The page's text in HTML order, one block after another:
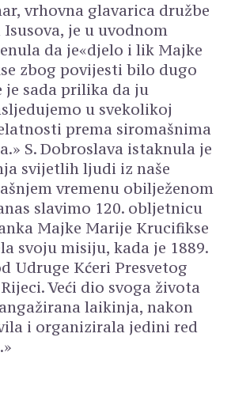
vrhovna glavarica družbe
Isusova, je u uvodnom
da je«djelo i lik Majke
zbog povijesti bilo dugo
je sada prilika da ju
u svekolikoj
prema siromašnima
S. Dobroslava istaknula je
svijetlih ljudi iz naše
vremenu obilježenom
slavimo 120. obljetnicu
Majke Marije Krucifikse
svoju misiju, kada je 1889.
Udruge Kćeri Presvetog
Veći dio svoga života
laikinja, nakon
i organizirala jedini red